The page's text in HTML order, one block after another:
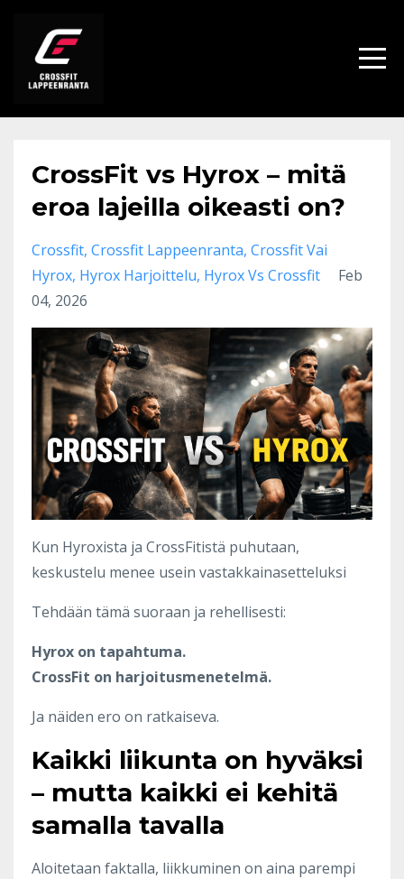
CrossFit vs Hyrox – mitä
eroa lajeilla oikeasti on?
Crossfit Crossfit Lappeenranta Crossfit Vai
Hyrox Hyrox Harjoittelu Hyrox Vs Crossfit
Feb
04, 2026
Kun Hyroxista ja CrossFitistä puhutaan,
keskustelu menee usein vastakkainasetteluksi
Tehdään tämä suoraan ja rehellisesti:
Hyrox on tapahtuma.
CrossFit on harjoitusmenetelmä.
Ja näiden ero on ratkaiseva.
Kaikki liikunta on hyväksi
– mutta kaikki ei kehitä
samalla tavalla
Aloitetaan faktalla, liikkuminen on aina parempi